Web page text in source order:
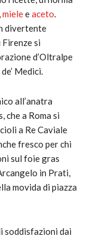
,mieleeaceto.
divertente
si
d’Oltralpe
Medici.
all’anatra
che a Roma si
a Re Caviale
fresco per chi
sul foie gras
in Prati,
movida di piazza
soddisfazioni dai